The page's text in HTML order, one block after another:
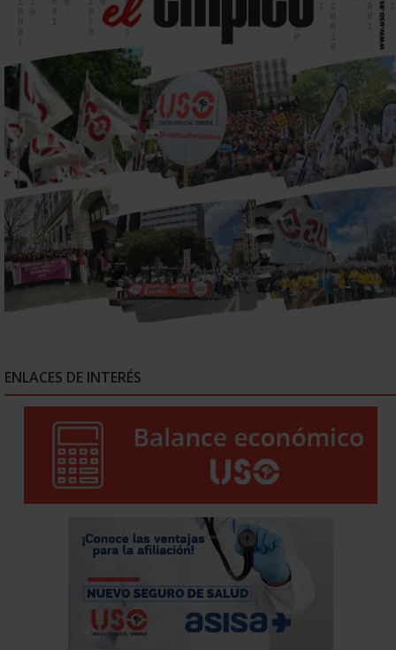
ENLACES DE INTERÉS